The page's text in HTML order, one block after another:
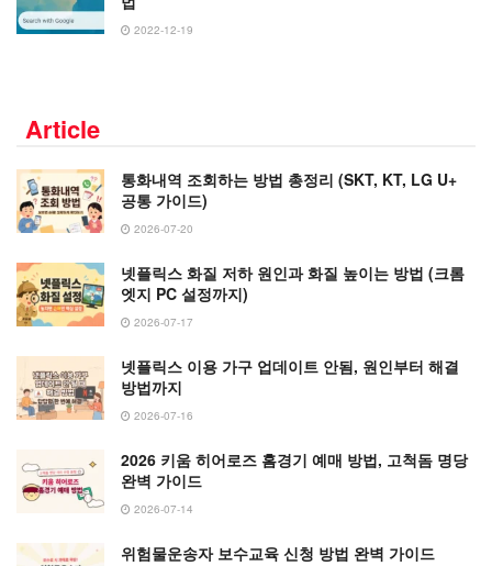
2022-12-19
Article
통화내역 조회하는 방법 총정리 (SKT, KT, LG U+
공통 가이드)
2026-07-20
넷플릭스 화질 저하 원인과 화질 높이는 방법 (크롬
엣지 PC 설정까지)
2026-07-17
넷플릭스 이용 가구 업데이트 안됨, 원인부터 해결
방법까지
2026-07-16
2026 키움 히어로즈 홈경기 예매 방법, 고척돔 명당
완벽 가이드
2026-07-14
위험물운송자 보수교육 신청 방법 완벽 가이드